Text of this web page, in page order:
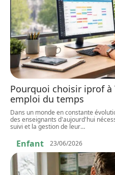
Pourquoi choisir iprof
emploi du temps
Dans un monde en constante
des enseignants d'aujourd'hui
suivi et la gestion de leur…
Enfant 23/06/2026